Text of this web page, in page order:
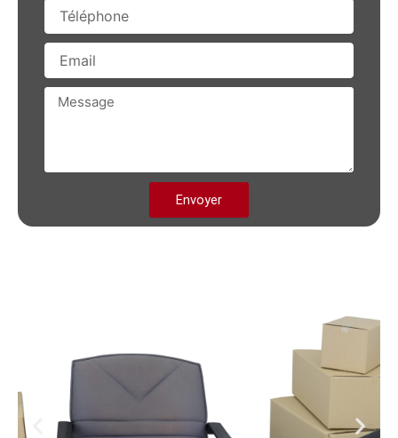
Téléphone
Email
Message
Envoyer